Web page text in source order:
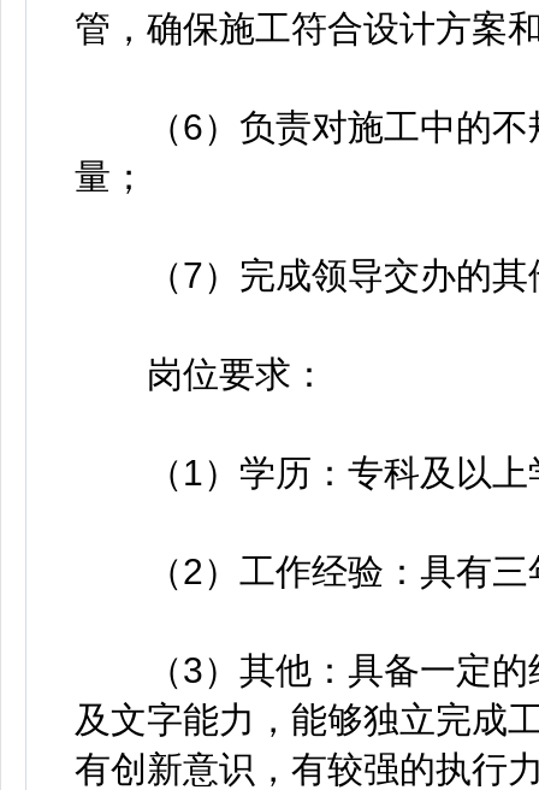
管，确保施工符合设计方案
（6）负责对施工中的不
量；
（7）完成领导交办的其
岗位要求：
（1）学历：专科及以上
（2）工作经验：具有三
（3）其他：具备一定的
及文字能力，能够独立完成
有创新意识，有较强的执行